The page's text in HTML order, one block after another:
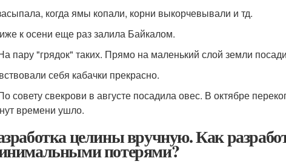
когда ямы копали, корни выкорчевывали и тд.
к осени еще раз залила Байкалом.
пару "грядок" таких. Прямо на маленький слой земли
себя кабачки прекрасно.
совету свекрови в августе посадила овес. В октябре
времени ушло.
целины вручную. Как
потерями?